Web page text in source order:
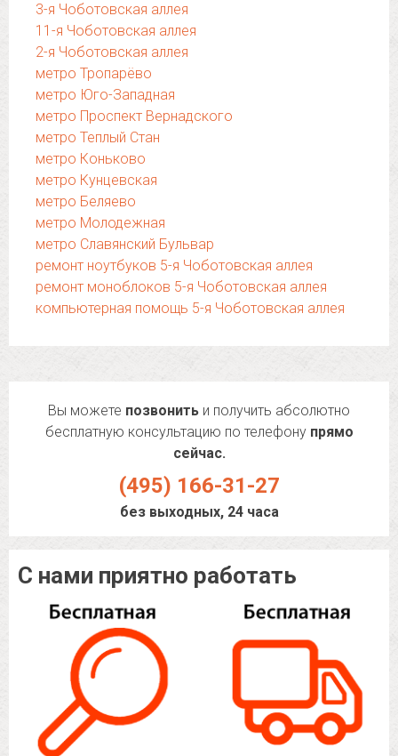
3-я Чоботовская аллея
11-я Чоботовская аллея
2-я Чоботовская аллея
метро Тропарёво
метро Юго-Западная
метро Проспект Вернадского
метро Теплый Стан
метро Коньково
метро Кунцевская
метро Беляево
метро Молодежная
метро Славянский Бульвар
ремонт ноутбуков 5-я Чоботовская аллея
ремонт моноблоков 5-я Чоботовская аллея
компьютерная помощь 5-я Чоботовская аллея
Вы можете позвонить и получить абсолютно
бесплатную консультацию по телефону прямо
сейчас.
(495) 166-31-27
без выходных, 24 часа
С нами приятно работать